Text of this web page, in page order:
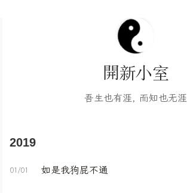
開新小室
吾生也有涯, 而知也无涯
2019
01/01 如是我狗屁不通